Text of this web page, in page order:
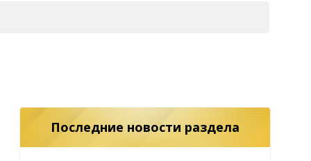
Последние новости раздела